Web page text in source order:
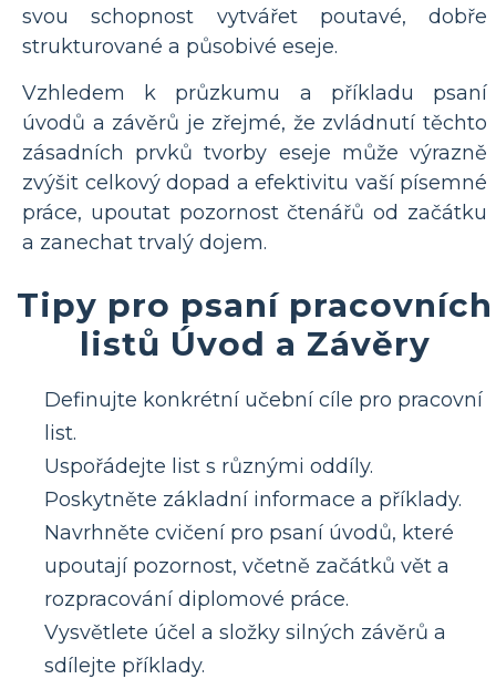
svou schopnost vytvářet poutavé, dobře
strukturované a působivé eseje.
Vzhledem k průzkumu a příkladu psaní
úvodů a závěrů je zřejmé, že zvládnutí těchto
zásadních prvků tvorby eseje může výrazně
zvýšit celkový dopad a efektivitu vaší písemné
práce, upoutat pozornost čtenářů od začátku
a zanechat trvalý dojem.
Tipy pro psaní pracovních
listů Úvod a Závěry
Definujte konkrétní učební cíle pro pracovní
list.
Uspořádejte list s různými oddíly.
Poskytněte základní informace a příklady.
Navrhněte cvičení pro psaní úvodů, které
upoutají pozornost, včetně začátků vět a
rozpracování diplomové práce.
Vysvětlete účel a složky silných závěrů a
sdílejte příklady.